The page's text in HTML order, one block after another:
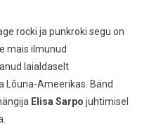
rocki ja punkroki segu on
mais ilmunud
laialdaselt
Lõuna-Ameerikas. Bänd
Elisa Sarpo juhtimisel